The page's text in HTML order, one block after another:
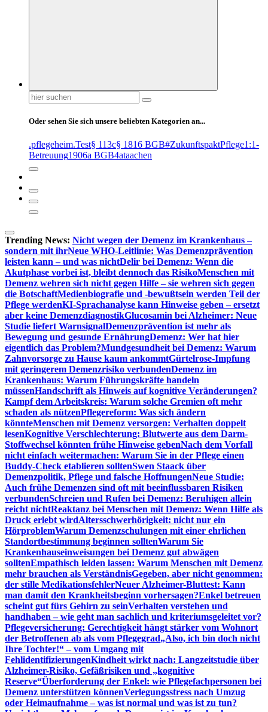
Suchen
nach:
Oder sehen Sie sich unsere beliebten Kategorien an...
.pflegeheim.Test§ 113c§ 1816 BGB#ZukunftspaktPflege1:1-
Betreuung1906a BGB4ataachen
Trending News: Nicht wegen der Demenz im Krankenhaus –
sondern mit ihrNeue WHO-Leitlinie: Was Demenzprävention
leisten kann – und was nichtDelir bei Demenz: Wenn die
Akutphase vorbei ist, bleibt dennoch das RisikoMenschen mit
Demenz wehren sich nicht gegen Hilfe – sie wehren sich gegen
die BotschaftMedienbiografie und -bewußtsein werden Teil der
Pflege werdenKI-Sprachanalyse kann Hinweise geben – ersetzt
aber keine DemenzdiagnostikGlucosamin bei Alzheimer: Neue
Studie liefert WarnsignalDemenzprävention ist mehr als
Bewegung und gesunde ErnährungDemenz: Wer hat hier
eigentlich das Problem?Mundgesundheit bei Demenz: Warum
Zahnvorsorge zu Hause kaum ankommtGürtelrose-Impfung
mit geringerem Demenzrisiko verbundenDemenz im
Krankenhaus: Warum Führungskräfte handeln
müssenHandschrift als Hinweis auf kognitive Veränderungen?
Kampf dem Arbeitskreis: Warum solche Gremien oft mehr
schaden als nützenPflegereform: Was sich ändern
könnteMenschen mit Demenz versorgen: Verhalten doppelt
lesenKognitive Verschlechterung: Blutwerte aus dem Darm-
Stoffwechsel könnten frühe Hinweise gebenNach dem Vorfall
nicht einfach weitermachen: Warum Sie in der Pflege einen
Buddy-Check etablieren solltenSwen Staack über
Demenzpolitik, Pflege und falsche HoffnungenNeue Studie:
Auch frühe Demenzen sind oft mit beeinflussbaren Risiken
verbundenSchreien und Rufen bei Demenz: Beruhigen allein
reicht nichtReaktanz bei Menschen mit Demenz: Wenn Hilfe als
Druck erlebt wirdAltersschwerhörigkeit: nicht nur ein
HörproblemWarum Demenzschulungen mit einer ehrlichen
Standortbestimmung beginnen solltenWarum Sie
Krankenhauseinweisungen bei Demenz gut abwägen
solltenEmpathisch leiden lassen: Warum Menschen mit Demenz
mehr brauchen als VerständnisGegeben, aber nicht genommen:
der stille MedikationsfehlerNeuer Alzheimer-Bluttest: Kann
man damit den Krankheitsbeginn vorhersagen?Enkel betreuen
scheint gut fürs Gehirn zu seinVerhalten verstehen und
handhaben – wie geht man sachlich und kriteriumsgeleitet vor?
Pflegeversicherung: Gerechtigkeit hängt stärker vom Wohnort
der Betroffenen ab als vom Pflegegrad„Also, ich bin doch nicht
Ihre Tochter!“ – vom Umgang mit
FehlidentifizierungenKindheit wirkt nach: Langzeitstudie über
Alzheimer-Risiko, Gefäßrisiken und „kognitive
Reserve“Überforderung der Enkel: wie Pflegefachpersonen bei
Demenz unterstützen könnenVerlegungsstress nach Umzug
oder Heimaufnahme – was ist normal und was ist zu tun?